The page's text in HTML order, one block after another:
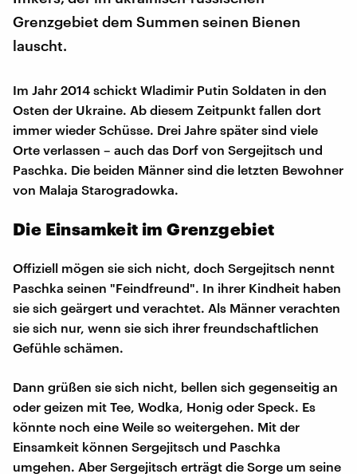
Grenzgebiet dem Summen seinen Bienen
lauscht.
Im Jahr 2014 schickt Wladimir Putin Soldaten in den
Osten der Ukraine. Ab diesem Zeitpunkt fallen dort
immer wieder Schüsse. Drei Jahre später sind viele
Orte verlassen – auch das Dorf von Sergejitsch und
Paschka. Die beiden Männer sind die letzten Bewohner
von Malaja Starogradowka.
Die Einsamkeit im Grenzgebiet
Offiziell mögen sie sich nicht, doch Sergejitsch nennt
Paschka seinen "Feindfreund". In ihrer Kindheit haben
sie sich geärgert und verachtet. Als Männer verachten
sie sich nur, wenn sie sich ihrer freundschaftlichen
Gefühle schämen.
Dann grüßen sie sich nicht, bellen sich gegenseitig an
oder geizen mit Tee, Wodka, Honig oder Speck. Es
könnte noch eine Weile so weitergehen. Mit der
Einsamkeit können Sergejitsch und Paschka
umgehen. Aber Sergejitsch erträgt die Sorge um seine